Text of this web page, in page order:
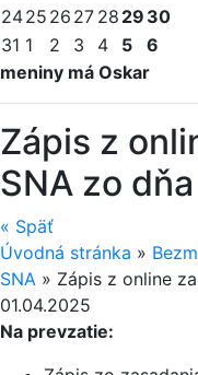
2425 26 27 28 29 30
31 1 2 3 4 5
6
meniny má Oskar
Zápis z
SNA zo
« Späť
Úvodná stránka »
SNA » Zápis z online
01.04.2025
Na prevzatie: